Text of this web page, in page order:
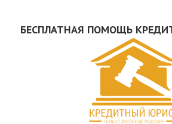
БЕСПЛАТНАЯ ПОМОЩЬ